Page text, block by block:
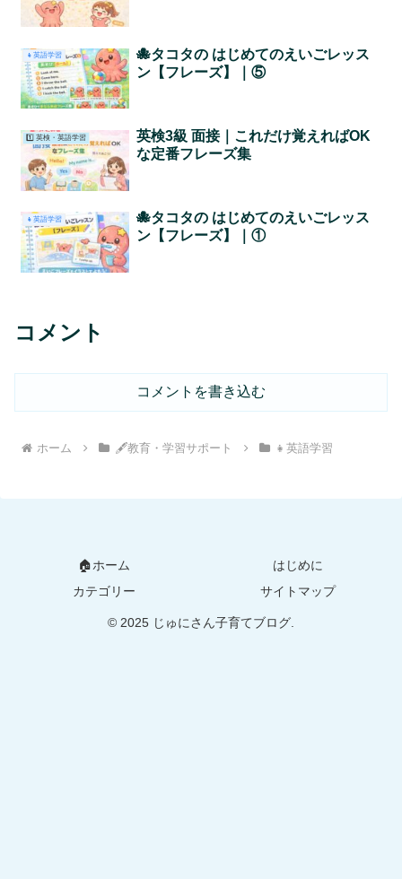
👧英語学習
🐙タコタの はじめてのえいごレッス
ン【フレーズ】｜⑤
1️⃣ 英検・英語学習
英検3級 面接｜これだけ覚えればOK
な定番フレーズ集
👧英語学習
🐙タコタの はじめてのえいごレッス
ン【フレーズ】｜①
コメント
コメントを書き込む
ホーム 🖋教育・学習サポート 👧英語学習
🏠ホーム
はじめに
カテゴリー
サイトマップ
© 2025 じゅにさん子育てブログ.